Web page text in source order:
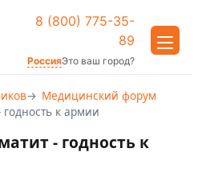
8 (800) 775-35-
89
РоссияЭто ваш город?
Медицинский форум
к армии
- годность к